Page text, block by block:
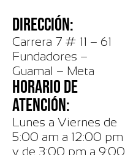
DIRECCIÓN:
Carrera 7 # 11 – 61
Fundadores –
Guamal – Meta
HORARIO DE
ATENCIÓN:
Lunes a Viernes de
5:00 am a 12:00 pm
y de 3:00 pm a 9:00